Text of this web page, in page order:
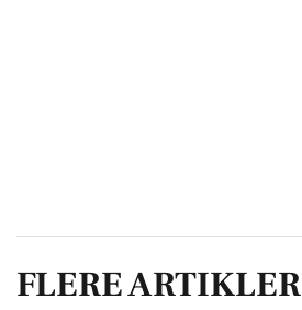
FLERE ARTIKLER